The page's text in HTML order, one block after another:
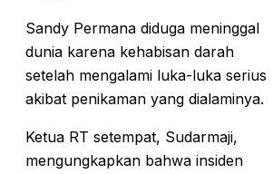
Sandy Permana diduga meninggal
dunia karena kehabisan darah
setelah mengalami luka-luka serius
akibat penikaman yang dialaminya.
Ketua RT setempat, Sudarmaji,
mengungkapkan bahwa insiden